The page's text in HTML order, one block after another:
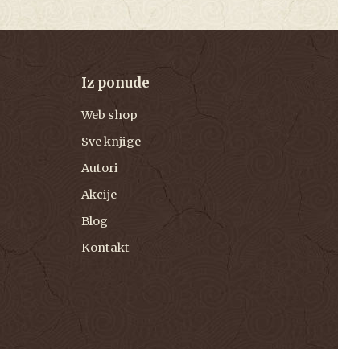
Iz ponude
Web shop
Sve knjige
Autori
Akcije
Blog
Kontakt